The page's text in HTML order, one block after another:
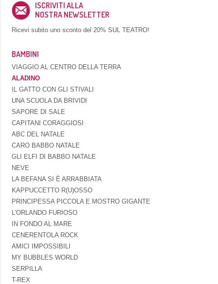
ISCRIVITI ALLA
NOSTRA NEWSLETTER
Ricevi subito uno sconto del 20% SUL TEATRO!
BAMBINI
VIAGGIO AL CENTRO DELLA TERRA
ALADINO
IL GATTO CON GLI STIVALI
UNA SCUOLA DA BRIVIDI
SAPORE DI SALE
CAPITANI CORAGGIOSI
ABC DEL NATALE
CARO BABBO NATALE
GLI ELFI DI BABBO NATALE
NEVE
LA BEFANA SI È ARRABBIATA
KAPPUCCETTO R(U)OSSO
PRINCIPESSA PICCOLA E MOSTRO GIGANTE
L'ORLANDO FURIOSO
IN FONDO AL MARE
CENERENTOLA ROCK
AMICI IMPOSSIBILI
MY BUBBLES WORLD
SERPILLA
T-REX